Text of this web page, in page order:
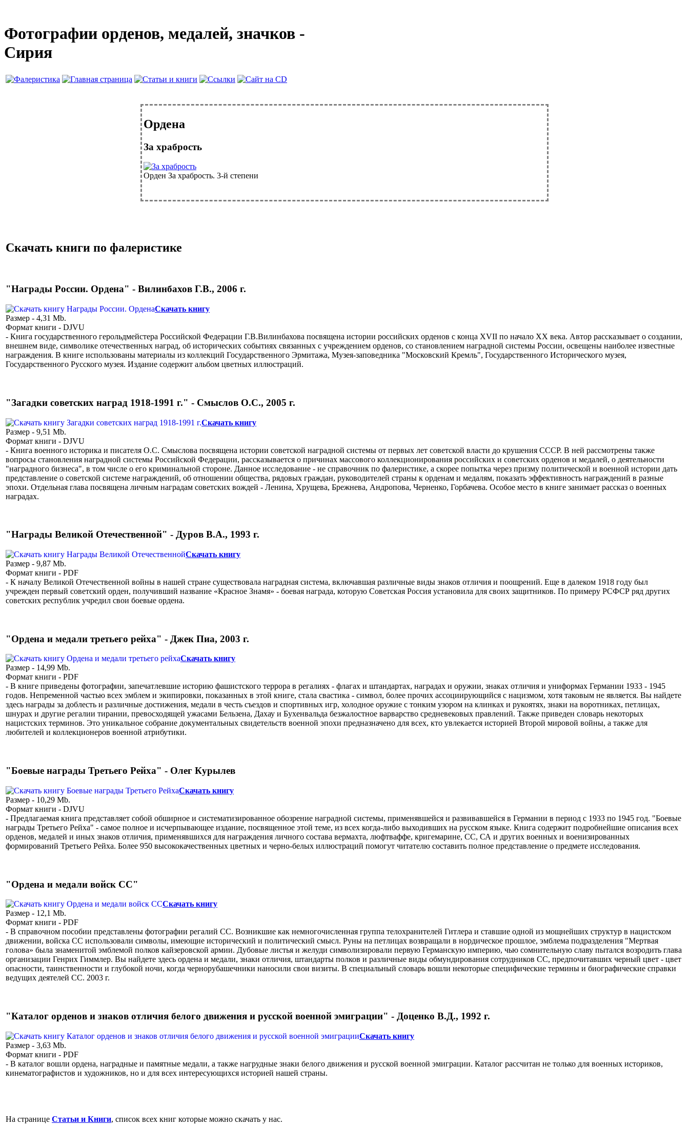
Фотографии орденов, медалей, значков -
Сирия
Ордена
За храбрость
Орден За храбрость. 3-й степени
Скачать книги по фалеристике
"Награды России. Ордена" - Вилинбахов Г.В., 2006 г.
Скачать книгу
Размер - 4,31 Mb.
Формат книги - DJVU
- Книга государственного герольдмейстера Российской Федерации Г.В.Вилинбахова посвящена истории российских орденов с конца XVII по начало XX века. Автор рассказывает о создании,
внешнем виде, символике отечественных наград, об исторических событиях связанных с учреждением орденов, со становлением наградной системы России, освещены наиболее известные
награждения. В книге использованы материалы из коллекций Государственного Эрмитажа, Музея-заповедника "Московский Кремль", Государственного Исторического музея,
Государственного Русского музея. Издание содержит альбом цветных иллюстраций.
"Загадки советских наград 1918-1991 г." - Смыслов О.С., 2005 г.
Скачать книгу
Размер - 9,51 Mb.
Формат книги - DJVU
- Книга военного историка и писателя О.С. Смыслова посвящена истории советской наградной системы от первых лет советской власти до крушения СССР. В ней рассмотрены также
вопросы становления наградной системы Российской Федерации, рассказывается о причинах массового коллекционирования российских и советских орденов и медалей, о деятельности
"наградного бизнеса", в том числе о его криминальной стороне. Данное исследование - не справочник по фалеристике, а скорее попытка через призму политической и военной истории дать
представление о советской системе награждений, об отношении общества, рядовых граждан, руководителей страны к орденам и медалям, показать эффективность награждений в разные
эпохи. Отдельная глава посвящена личным наградам советских вождей - Ленина, Хрущева, Брежнева, Андропова, Черненко, Горбачева. Особое место в книге занимает рассказ о военных
наградах.
"Награды Великой Отечественной" - Дуров В.А., 1993 г.
Скачать книгу
Размер - 9,87 Mb.
Формат книги - PDF
- К началу Великой Отечественной войны в нашей стране существовала наградная система, включавшая различные виды знаков отличия и поощрений. Еще в далеком 1918 году был
учрежден первый советский орден, получивший название «Красное Знамя» - боевая награда, которую Советская Россия установила для своих защитников. По примеру РСФСР ряд других
советских республик учредил свои боевые ордена.
"Ордена и медали третьего рейха" - Джек Пиа, 2003 г.
Скачать книгу
Размер - 14,99 Mb.
Формат книги - PDF
- В книге приведены фотографии, запечатлевшие историю фашистского террора в регалиях - флагах и штандартах, наградах и оружии, знаках отличия и униформах Германии 1933 - 1945
годов. Непременной частью всех эмблем и экипировки, показанных в этой книге, стала свастика - символ, более прочих ассоциирующийся с нацизмом, хотя таковым не является. Вы найдете
здесь награды за доблесть и различные достижения, медали в честь съездов и спортивных игр, холодное оружие с тонким узором на клинках и рукоятях, знаки на воротниках, петлицах,
шнурах и другие регалии тирании, превосходящей ужасами Бельзена, Дахау и Бухенвальда безжалостное варварство средневековых правлений. Также приведен словарь некоторых
нацистских терминов. Это уникальное собрание документальных свидетельств военной эпохи предназначено для всех, кто увлекается историей Второй мировой войны, а также для
любителей и коллекционеров военной атрибутики.
"Боевые награды Третьего Рейха" - Олег Курылев
Скачать книгу
Размер - 10,29 Mb.
Формат книги - DJVU
- Предлагаемая книга представляет собой обширное и систематизированное обозрение наградной системы, применявшейся и развивавшейся в Германии в период с 1933 по 1945 год. "Боевые
награды Третьего Рейха" - самое полное и исчерпывающее издание, посвященное этой теме, из всех когда-либо выходивших на русском языке. Книга содержит подробнейшие описания всех
орденов, медалей и иных знаков отличия, применявшихся для награждения личного состава вермахта, люфтваффе, кригемарине, СС, СА и других военных и военизированных
формирований Третьего Рейха. Более 950 высококачественных цветных и черно-белых иллюстраций помогут читателю составить полное представление о предмете исследования.
"Ордена и медали войск СС"
Скачать книгу
Размер - 12,1 Mb.
Формат книги - PDF
- В справочном пособии представлены фотографии регалий СС. Возникшие как немногочисленная группа телохранителей Гитлера и ставшие одной из мощнейших структур в нацистском
движении, войска СС использовали символы, имеющие исторический и политический смысл. Руны на петлицах возвращали в нордическое прошлое, эмблема подразделения "Мертвая
голова» была знаменитой эмблемой полков кайзеровской армии. Дубовые листья и желуди символизировали первую Германскую империю, чью сомнительную славу пытался возродить глава
организации Генрих Гиммлер. Вы найдете здесь ордена и медали, знаки отличия, штандарты полков и различные виды обмундирования сотрудников СС, предпочитавших черный цвет - цвет
опасности, таинственности и глубокой ночи, когда чернорубашечники наносили свои визиты. В специальный словарь вошли некоторые специфические термины и биографические справки
ведущих деятелей СС. 2003 г.
"Каталог орденов и знаков отличия белого движения и русской военной эмиграции" - Доценко В.Д., 1992 г.
Скачать книгу
Размер - 3,63 Mb.
Формат книги - PDF
- В каталог вошли ордена, наградные и памятные медали, а также нагрудные знаки белого движения и русской военной эмиграции. Каталог рассчитан не только для военных историков,
кинематографистов и художников, но и для всех интересующихся историей нашей страны.
На странице Статьи и Книги, список всех книг которые можно скачать у нас.